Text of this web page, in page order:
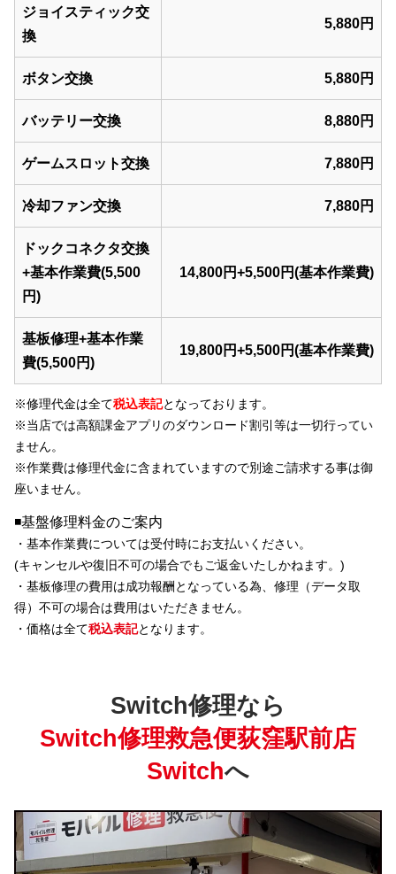
ジョイスティック交
換
5,880円
ボタン交換 5,880円
バッテリー交換 8,880円
ゲームスロット交換 7,880円
冷却ファン交換 7,880円
ドックコネクタ交換
+基本作業費(5,500
円)
14,800円+5,500円(基本作業費)
基板修理+基本作業
費(5,500円)
19,800円+5,500円(基本作業費)
※修理代金は全て税込表記となっております。
※当店では高額課金アプリのダウンロード割引等は一切行ってい
ません。
※作業費は修理代金に含まれていますので別途ご請求する事は御
座いません。
◾️基盤修理料金のご案内
・基本作業費については受付時にお支払いください。
(キャンセルや復旧不可の場合でもご返金いたしかねます。)
・基板修理の費用は成功報酬となっている為、修理（データ取
得）不可の場合は費用はいただきません。
・価格は全て税込表記となります。
Switch修理なら
Switch修理救急便荻窪駅前店
Switchへ